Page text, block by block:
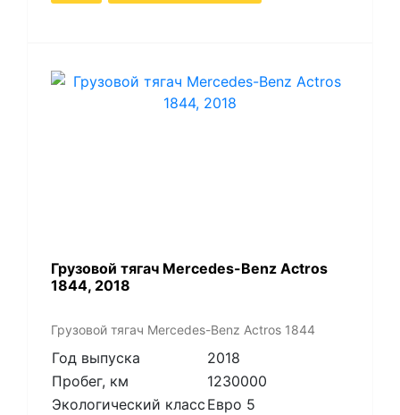
Грузовой тягач Mercedes-Benz Actros
1844, 2018
Грузовой тягач Mercedes-Benz Actros 1844
Год выпуска
2018
Пробег, км
1230000
Экологический класс Евро 5